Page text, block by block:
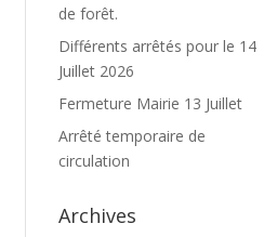
de forêt.
Différents arrêtés pour le 14
Juillet 2026
Fermeture Mairie 13 Juillet
Arrêté temporaire de
circulation
Archives